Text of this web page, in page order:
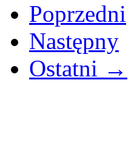
Poprzedni
Następny
Ostatni →